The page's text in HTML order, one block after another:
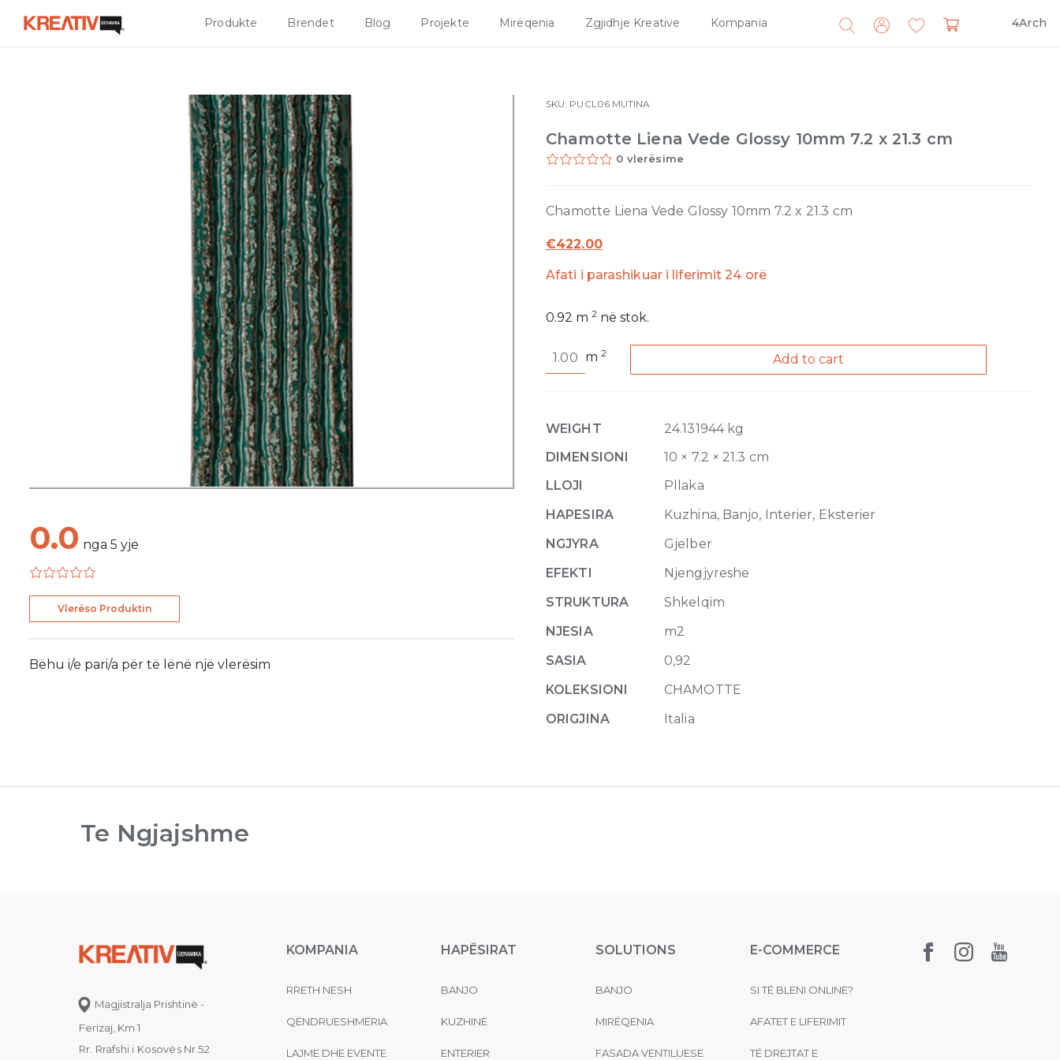
Produkte Brendet Blog Projekte Mirëqenia Zgjidhje Kreative Kompania 4Arch
Search
for:
0.0 nga 5 yje
Vlerëso Produktin
Bëhu i/e pari/a për të lënë një vlerësim
SKU: PUCL06 MUTINA
Chamotte Liena Vede Glossy 10mm 7.2 x 21.3 cm
0 vlerësime
Chamotte Liena Vede Glossy 10mm 7.2 x 21.3 cm
€422.00
Afati i parashikuar i liferimit 24 orë
0.92 m2 në stok.
Liena
7.2
x
cm
quantity
m2 Add to cart
WEIGHT
24.131944 kg
DIMENSIONI
10 × 7.2 × 21.3 cm
LLOJI
Pllaka
HAPESIRA
Kuzhina, Banjo, Interier, Eksterier
NGJYRA
Gjelber
EFEKTI
Njengjyreshe
STRUKTURA
Shkelqim
NJESIA
m2
SASIA
0,92
KOLEKSIONI
CHAMOTTE
ORIGJINA
Italia
Te Ngjajshme
Magjistralja Prishtinë -
Ferizaj, Km 1
Rr. Rrafshi i Kosovës Nr.52
KOMPANIA
RRETH NESH
QËNDRUESHMËRIA
LAJME DHE EVENTE
HAPËSIRAT
BANJO
KUZHINË
ENTERIER
SOLUTIONS
BANJO
MIRËQENIA
FASADA VENTILUESE
E-COMMERCE
SI TË BLENI ONLINE?
AFATET E LIFERIMIT
TË DREJTAT E